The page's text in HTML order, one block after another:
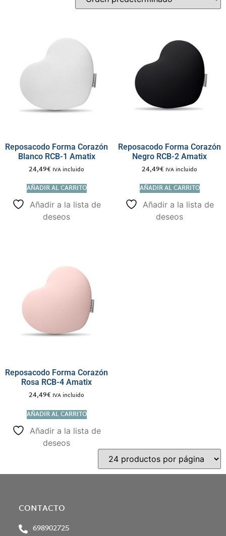
Reposacodo Forma Corazón
Blanco RCB-1 Amatix
24,49€ IVA incluido
AÑADIR AL CARRITO
Añadir a la lista de
deseos
Reposacodo Forma Corazón
Negro RCB-2 Amatix
24,49€ IVA incluido
AÑADIR AL CARRITO
Añadir a la lista de
deseos
Reposacodo Forma Corazón
Rosa RCB-4 Amatix
24,49€ IVA incluido
AÑADIR AL CARRITO
Añadir a la lista de
deseos
CONTACTO
698902725